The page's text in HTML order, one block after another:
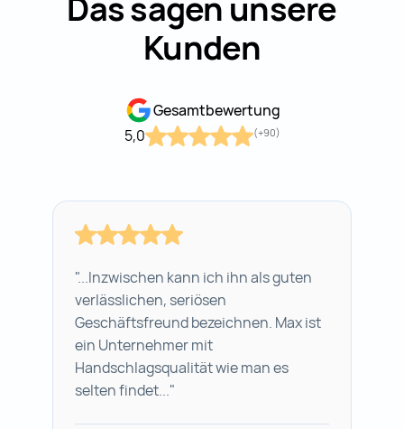
Kunden
Gesamtbewertung
5,0
(+90)
"...Inzwischen kann ich ihn als guten
verlässlichen, seriösen
Geschäftsfreund bezeichnen. Max ist
ein Unternehmer mit
Handschlagsqualität wie man es
selten findet..."